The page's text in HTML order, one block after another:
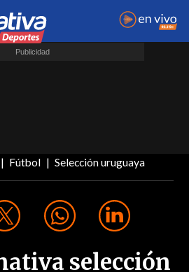
Fútbol Selección uruguaya
selección